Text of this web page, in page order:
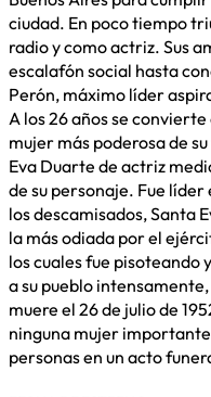
ciudad. En poco tiempo
radio y como actriz. Sus
escalafón social hasta
Perón, máximo líder
A los 26 años se
mujer más poderosa de
Eva Duarte de actriz
de su personaje. Fue
los descamisados, Santa
la más odiada por el
los cuales fue pisoteando
a su pueblo
muere el 26 de julio de
ninguna mujer
personas en un acto